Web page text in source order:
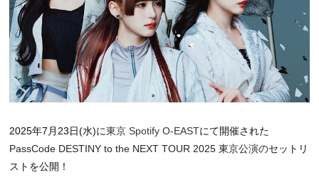
2025年7月23日(水)に東京 Spotify O-EASTにて開催された
PassCode DESTINY to the NEXT TOUR 2025 東京公演のセットリ
ストを公開！